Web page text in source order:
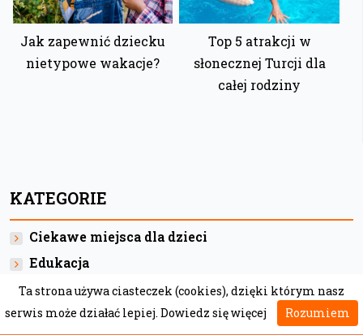
Jak zapewnić dziecku
nietypowe wakacje?
Top 5 atrakcji w
słonecznej Turcji dla
całej rodziny
KATEGORIE
Ciekawe miejsca dla dzieci
Edukacja
Książki dla dzieci
Kuchnia dla dzieci
Ta strona używa ciasteczek (cookies), dzięki którym nasz
serwis może działać lepiej. Dowiedz się więcej Rozumiem